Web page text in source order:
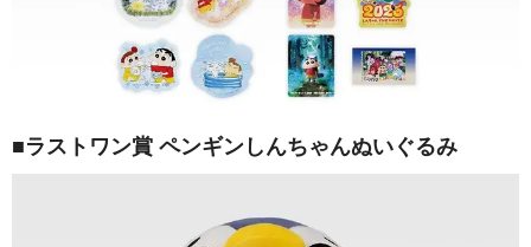
■ラストワン賞 ペンギンしんちゃんぬいぐるみ